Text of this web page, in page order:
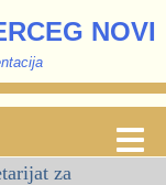
NOVI
za